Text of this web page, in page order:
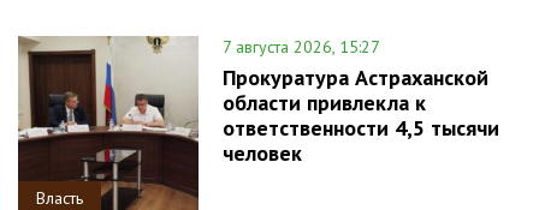
Власть
7 августа 2026, 15:27
Прокуратура Астраханской
области привлекла к
ответственности 4,5 тысячи
человек